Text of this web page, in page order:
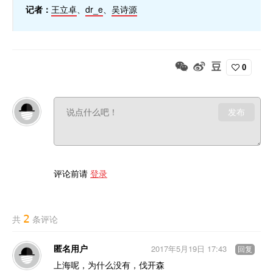
记者： 王立卓、 dr_e、 吴诗源
0
发布
评论前请 登录
共 2 条评论
匿名用户
上海呢，为什么没有，伐开森
2017年5月19日 17:43 回复